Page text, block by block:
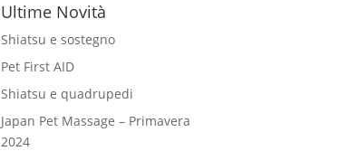
Ultime Novità
Shiatsu e sostegno
Pet First AID
Shiatsu e quadrupedi
Japan Pet Massage – Primavera
2024